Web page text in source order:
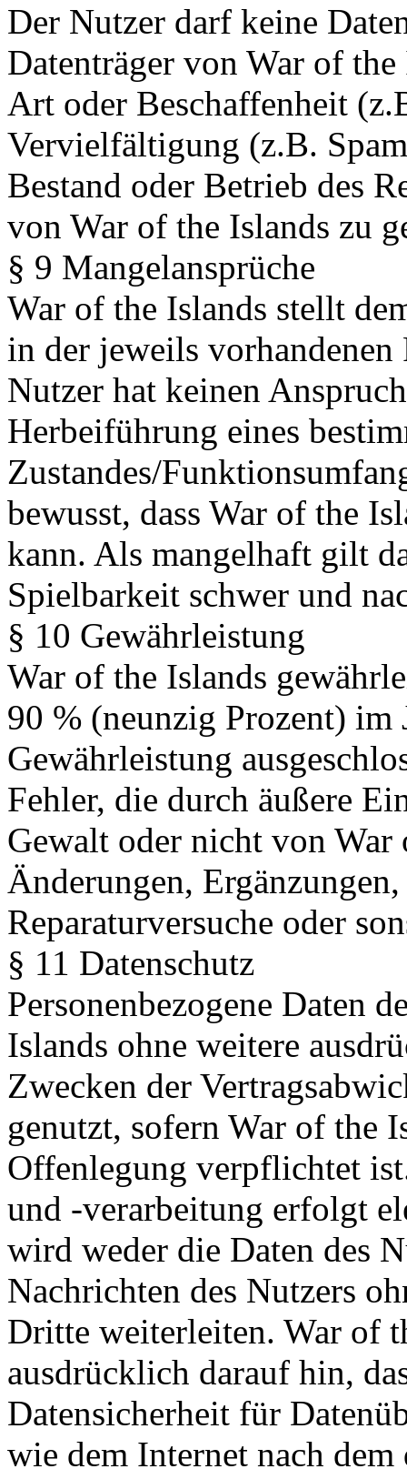
Der Nutzer darf keine
Datenträger von War of
Art oder Beschaffenheit
Vervielfältigung (z.B.
Bestand oder Betrieb des
von War of the Islands zu
§ 9 Mangelansprüche
War of the Islands stellt
in der jeweils
Nutzer hat keinen
Herbeiführung eines
Zustandes/
bewusst, dass War of the
kann. Als mangelhaft gilt
Spielbarkeit schwer und
§ 10 Gewährleistung
War of the Islands
90 % (neunzig Prozent) im
Gewährleistung
Fehler, die durch äußere
Gewalt oder nicht von
Änderungen,
Reparaturversuche oder
§ 11 Datenschutz
Personenbezogene Daten
Islands ohne weitere
Zwecken der
genutzt, sofern War of the
Offenlegung verpflichtet
und -verarbeitung erfolgt
wird weder die Daten des
Nachrichten des Nutzers
Dritte weiterleiten. War of
ausdrücklich darauf hin,
Datensicherheit für
wie dem Internet nach